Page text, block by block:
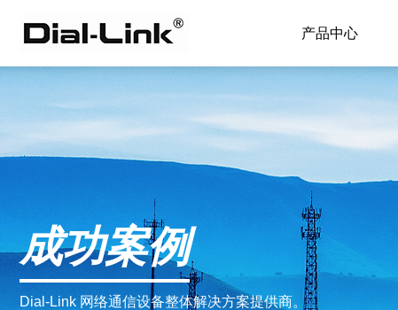
产品中心
成功案例
Dial-Link 网络通信设备整体解决方案提供商。